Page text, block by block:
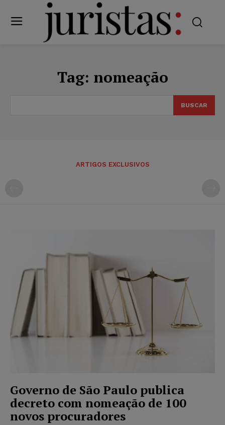
Tag: nomeação
BUSCAR
ARTIGOS EXCLUSIVOS
Governo de São Paulo publica
decreto com nomeação de 100
novos procuradores